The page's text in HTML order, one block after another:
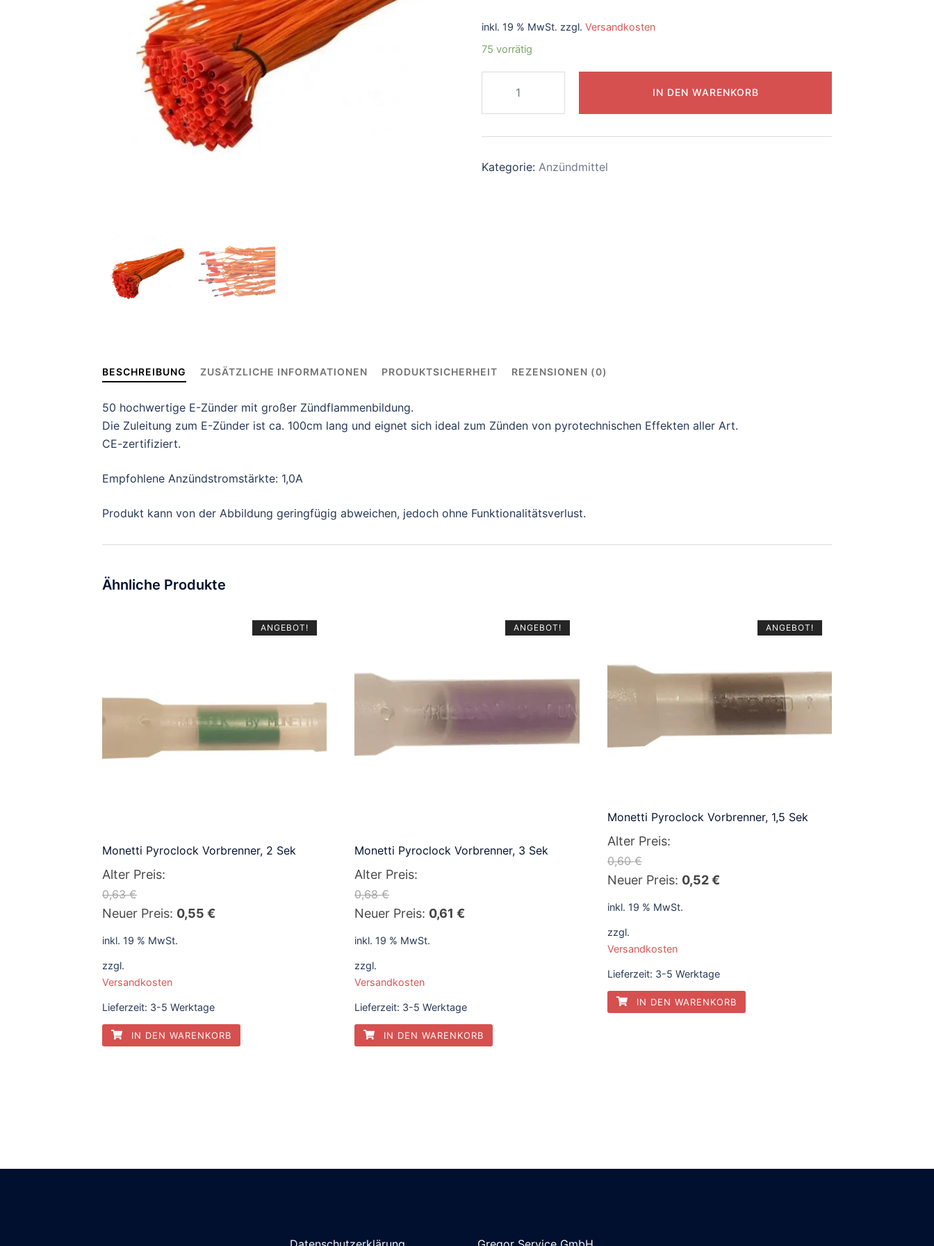
inkl. 19 % MwSt. zzgl. Versandkosten
75 vorrätig
E-
Zünder
Pyrotechnik
IN DEN WARENKORB
Kategorie: Anzündmittel
BESCHREIBUNG ZUSÄTZLICHE INFORMATIONEN PRODUKTSICHERHEIT REZENSIONEN (0)
50 hochwertige E-Zünder mit großer Zündflammenbildung.
Die Zuleitung zum E-Zünder ist ca. 100cm lang und eignet sich ideal zum Zünden von pyrotechnischen Effekten aller Art.
CE-zertifiziert.
Empfohlene Anzündstromstärkte: 1,0A
Produkt kann von der Abbildung geringfügig abweichen, jedoch ohne Funktionalitätsverlust.
Ähnliche Produkte
ANGEBOT!
Monetti Pyroclock Vorbrenner, 2 Sek
Alter Preis:
0,63€
Ursprünglicher
Preis
0,63 €
Neuer Preis: 0,55 €
inkl. 19 % MwSt.
zzgl.
Versandkosten
Lieferzeit: 3-5 Werktage
IN DEN WARENKORB
ANGEBOT!
Monetti Pyroclock Vorbrenner, 3 Sek
Alter Preis:
0,68€
Ursprünglicher
Preis
0,68 €
Neuer Preis: 0,61€
inkl. 19 % MwSt.
zzgl.
Versandkosten
Lieferzeit: 3-5 Werktage
IN DEN WARENKORB
ANGEBOT!
Monetti Pyroclock Vorbrenner, 1,5 Sek
Alter Preis:
0,60€
Ursprünglicher
Preis
0,60 €
Neuer Preis: 0,52€Aktueller
inkl. 19 % MwSt.
zzgl.
Versandkosten
Lieferzeit: 3-5 Werktage
IN DEN WARENKORB